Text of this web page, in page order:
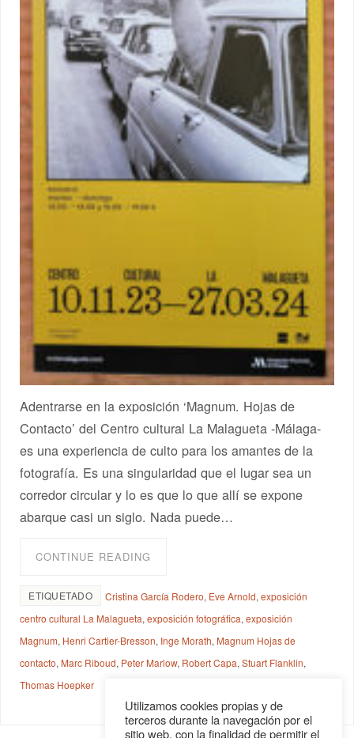
Adentrarse en la exposición ‘Magnum. Hojas de
Contacto’ del Centro cultural La Malagueta -Málaga-
es una experiencia de culto para los amantes de la
fotografía. Es una singularidad que el lugar sea un
corredor circular y lo es que lo que allí se expone
abarque casi un siglo. Nada puede…
CONTINUE READING
ETIQUETADO Cristina García Rodero, Eve Arnold,exposición
centro cultural La Malagueta,exposición fotográfica,exposición
Magnum, Henri Cartier-Bresson, Inge Morath, Magnum Hojas de
contacto, Marc Riboud, Peter Marlow, Robert Capa,Stuart Flanklin,
Thomas Hoepker
Utilizamos cookies propias y de
terceros durante la navegación por el
sitio web, con la finalidad de permitir el